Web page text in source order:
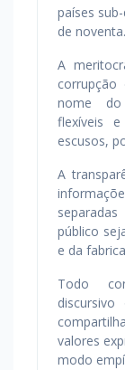
países
de noventa.
A
nome do
flexíveis e
escusos,
A
público
e da
Todo
valores
modo